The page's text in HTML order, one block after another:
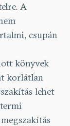
A
csupán
könyvek
korlátlan
lehet